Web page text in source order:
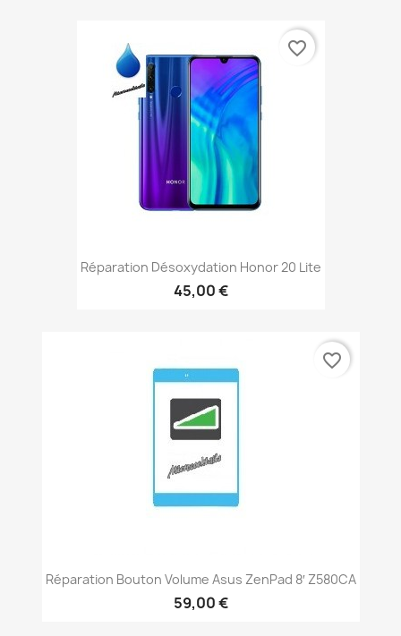
Réparation Désoxydation Honor 20 Lite
45,00 €
favorite_border
Réparation Bouton Volume Asus ZenPad 8′ Z580CA
59,00 €
favorite_border